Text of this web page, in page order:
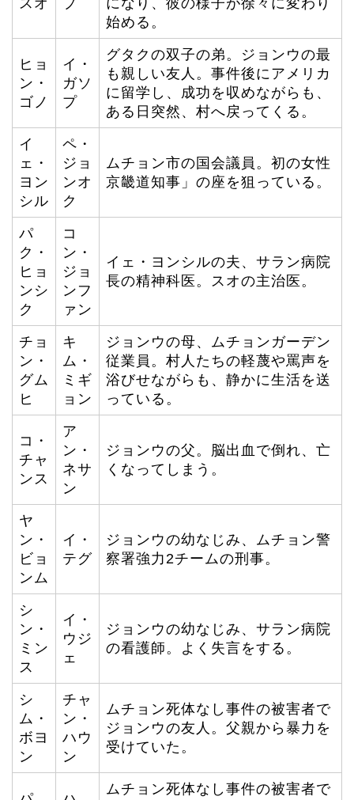
始める。
ヒョ
ン・
ゴノ
イ・
ガソ
プ
グタクの双子の弟。ジョンウの最
も親しい友人。事件後にアメリカ
に留学し、成功を収めながらも、
ある日突然、村へ戻ってくる。
イ
ェ・
ヨン
シル
ペ・
ジョ
ンオ
ク
ムチョン市の国会議員。初の女性
京畿道知事」の座を狙っている。
パ
ク・
ヒョ
ンシ
ク
コ
ン・
ジョ
ンフ
ァン
イェ・ヨンシルの夫、サラン病院
長の精神科医。スオの主治医。
チョ
ン・
グム
ヒ
キ
ム・
ミギ
ョン
ジョンウの母、ムチョンガーデン
従業員。村人たちの軽蔑や罵声を
浴びせながらも、静かに生活を送
っている。
コ・
チャ
ンス
ア
ン・
ネサ
ン
ジョンウの父。脳出血で倒れ、亡
くなってしまう。
ヤ
ン・
ビョ
ンム
イ・
テグ
ジョンウの幼なじみ、ムチョン警
察署強力2チームの刑事。
シ
ン・
ミン
ス
イ・
ウジ
ェ
ジョンウの幼なじみ、サラン病院
の看護師。よく失言をする。
シ
ム・
ボヨ
ン
チャ
ン・
ハウ
ン
ムチョン死体なし事件の被害者で
ジョンウの友人。父親から暴力を
受けていた。
ムチョン死体なし事件の被害者で